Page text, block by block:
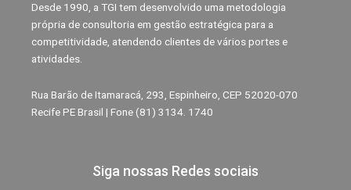
Desde 1990, a TGI tem desenvolvido uma metodologia
própria de consultoria em gestão estratégica para a
competitividade, atendendo clientes de vários portes e
atividades.
Rua Barão de Itamaracá, 293, Espinheiro, CEP 52020-070
Recife PE Brasil | Fone (81) 3134. 1740
Siga nossas Redes sociais